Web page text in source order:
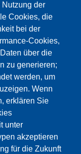
der
Cookies, die
bei der
Cookies,
über die
zu generieren;
werden, um
Wenn
erklären Sie
unter
akzeptieren
für die Zukunft
потому что
приняты.
MAPS.